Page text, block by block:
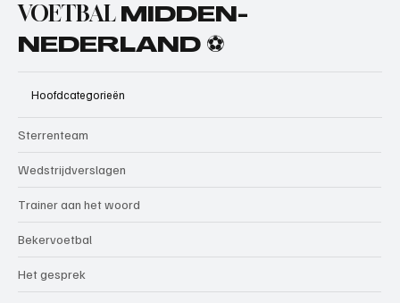
VOETBAL MIDDEN-
NEDERLAND ⚽
Hoofdcategorieën
Sterrenteam
Wedstrijdverslagen
Trainer aan het woord
Bekervoetbal
Het gesprek